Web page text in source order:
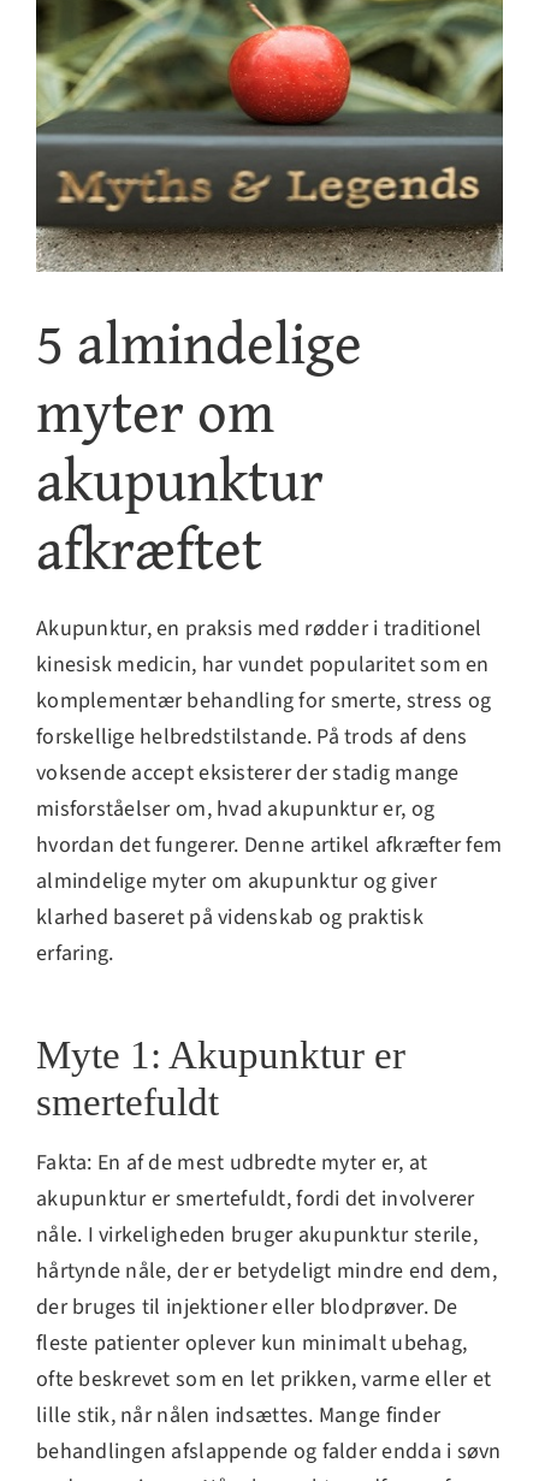
Kontakt
5 almindelige
myter om
akupunktur
afkræftet
Akupunktur, en praksis med rødder i traditionel
kinesisk medicin, har vundet popularitet som en
komplementær behandling for smerte, stress og
forskellige helbredstilstande. På trods af dens
voksende accept eksisterer der stadig mange
misforståelser om, hvad akupunktur er, og
hvordan det fungerer. Denne artikel afkræfter fem
almindelige myter om akupunktur og giver
klarhed baseret på videnskab og praktisk
erfaring.
Myte 1: Akupunktur er
smertefuldt
Fakta: En af de mest udbredte myter er, at
akupunktur er smertefuldt, fordi det involverer
nåle. I virkeligheden bruger akupunktur sterile,
hårtynde nåle, der er betydeligt mindre end dem,
der bruges til injektioner eller blodprøver. De
fleste patienter oplever kun minimalt ubehag,
ofte beskrevet som en let prikken, varme eller et
lille stik, når nålen indsættes. Mange finder
behandlingen afslappende og falder endda i søvn